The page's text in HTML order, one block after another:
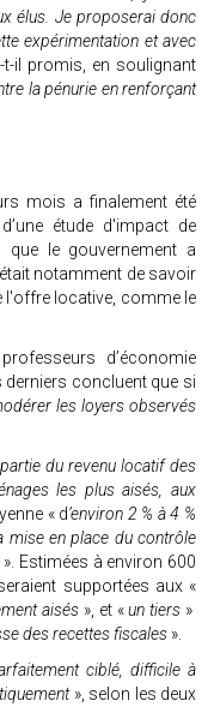
élus. Je proposerai donc
expérimentation et avec
t-il promis, en soulignant
la pénurie en renforçant
mois a finalement été
étude d'impact de
que le gouvernement a
notamment de savoir
l'offre locative, comme le
d’économie
derniers concluent que si
les loyers observés
du revenu locatif des
les plus aisés, aux
« d’environ 2 % à 4 %
mise en place du contrôle
». Estimées à environ 600
supportées aux «
aisés », et «un tiers »
des recettes fiscales ».
ciblé, difficile à
», selon les deux